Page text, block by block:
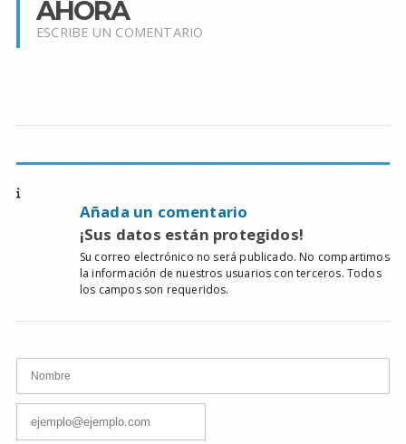
AHORA
ESCRIBE UN COMENTARIO
Añada un comentario
¡Sus datos están protegidos!
Su correo electrónico no será publicado. No compartimos
la información de nuestros usuarios con terceros. Todos
los campos son requeridos.